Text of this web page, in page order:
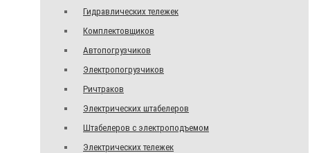
Гидравлических тележек
Комплектовщиков
Автопогрузчиков
Электропогрузчиков
Ричтраков
Электрических штабелеров
Штабелеров с электроподъемом
Электрических тележек